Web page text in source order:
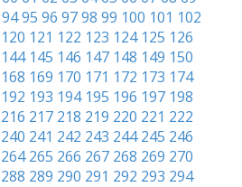
9495 96 9798 99 100 101 102
120 121 122 123 124 125 126
144 145 146 147 148 149 150
168 169 170 171 172 173 174
192 193 194 195 196 197 198
216 217 218 219 220 221 222
240 241 242 243 244 245 246
264 265 266 267 268 269 270
288 289 290 291 292 293 294